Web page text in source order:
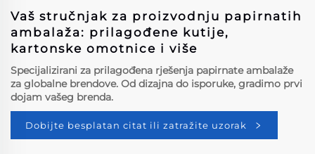
Vaš stručnjak za proizvodnju papirnatih
ambalaža: prilagođene kutije,
kartonske omotnice i više
Specijalizirani za prilagođena rješenja papirnate ambalaže
za globalne brendove. Od dizajna do isporuke, gradimo prvi
dojam vašeg brenda.
Dobijte besplatan citat ili zatražite uzorak